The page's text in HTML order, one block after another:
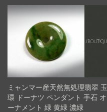
ミャンマー産天然無処理翡翠 玉
環 ドーナツ ペンダント 手石 オ
ーナメント 緑 黄緑 濃緑